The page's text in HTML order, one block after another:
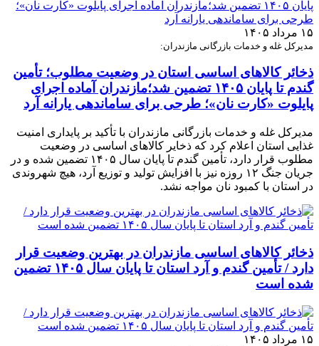
۱۵ مرداد ۱۴۰۵
مدیرکل غله و خدمات بازرگانی مازندران:
ذخائر کالاهای اساسی استان در وضعیت مطلوب؛ تأمین
گندم تا پایان ۱۴۰۵ تضمین شد؛مازندران آماده اجرای
پایلوت «کارت نان»؛ طرحی برای ساماندهی یارانه آرد
مدیرکل غله و خدمات بازرگانی مازندران با تأکید بر پایداری امنیت
غذایی استان اعلام کرد که ذخایر کالاهای اساسی در وضعیت
مطلوب قرار دارد، تأمین گندم تا پایان سال ۱۴۰۵ تضمین شده و در
جریان جنگ ۱۲ روزه نیز با افزایش تولید و توزیع آرد، هیچ شهروندی
در استان با کمبود نان مواجه نشد.
ذخائر کالاهای اساسی مازندران در بهترین وضعیت قرار
دارد / تأمین گندم و آرد استان تا پایان سال ۱۴۰۵ تضمین
شده است
۱۵ مرداد ۱۴۰۵